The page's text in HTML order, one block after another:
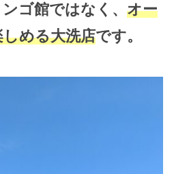
ゴ館ではなく、 オー
める大洗店です。